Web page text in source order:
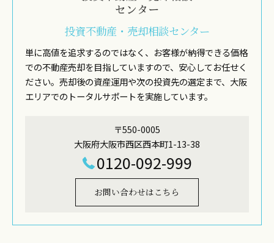
投資不動産・売却相談センター
単に高値を追求するのではなく、お客様が納得できる価格
での不動産売却を目指していますので、安心してお任せく
ださい。売却後の資産運用や次の投資先の選定まで、大阪
エリアでのトータルサポートを実施しています。
〒550-0005
大阪府大阪市西区西本町1-13-38
0120-092-999
お問い合わせはこちら